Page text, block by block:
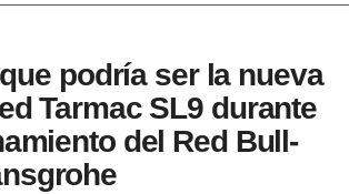
podría ser la nueva
Tarmac SL9 durante
del Red Bull-